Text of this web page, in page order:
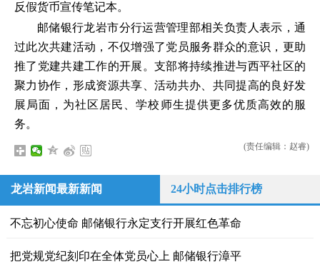
反假货币宣传笔记本。
邮储银行龙岩市分行运营管理部相关负责人表示，通
过此次共建活动，不仅增强了党员服务群众的意识，更助
推了党建共建工作的开展。支部将持续推进与西平社区的
聚力协作，形成资源共享、活动共办、共同提高的良好发
展局面，为社区居民、学校师生提供更多优质高效的服
务。
(责任编辑：赵睿)
龙岩新闻最新新闻 24小时点击排行榜
不忘初心使命 邮储银行永定支行开展红色革命
把党规党纪刻印在全体党员心上 邮储银行漳平